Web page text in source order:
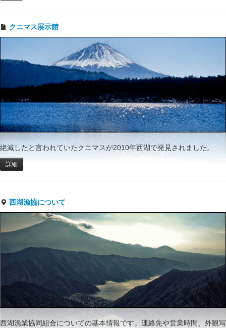
クニマス展示館
絶滅したと言われていたクニマスが2010年西湖で発見されました。
詳細
西湖漁協について
西湖漁業協同組合についての基本情報です。連絡先や営業時間、外観写